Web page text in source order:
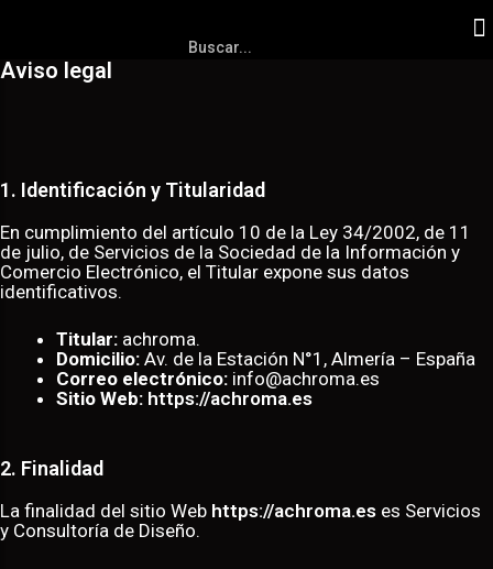
Aviso legal
1. Identificación y Titularidad
En cumplimiento del artículo 10 de la Ley 34/2002, de 11
de julio, de Servicios de la Sociedad de la Información y
Comercio Electrónico, el Titular expone sus datos
identificativos.
Titular: achroma.
Domicilio: Av. de la Estación N°1, Almería – España
Correo electrónico: info@achroma.es
Sitio Web: https://achroma.es
2. Finalidad
La finalidad del sitio Web https://achroma.es es Servicios
y Consultoría de Diseño.